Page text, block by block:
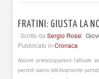
FRATINI: GIUSTA LA
Scritto da Sergio Rossi
Pubblicato in Cronaca
Alcune preoccupazioni l’attuale
perché siamo istintivamente